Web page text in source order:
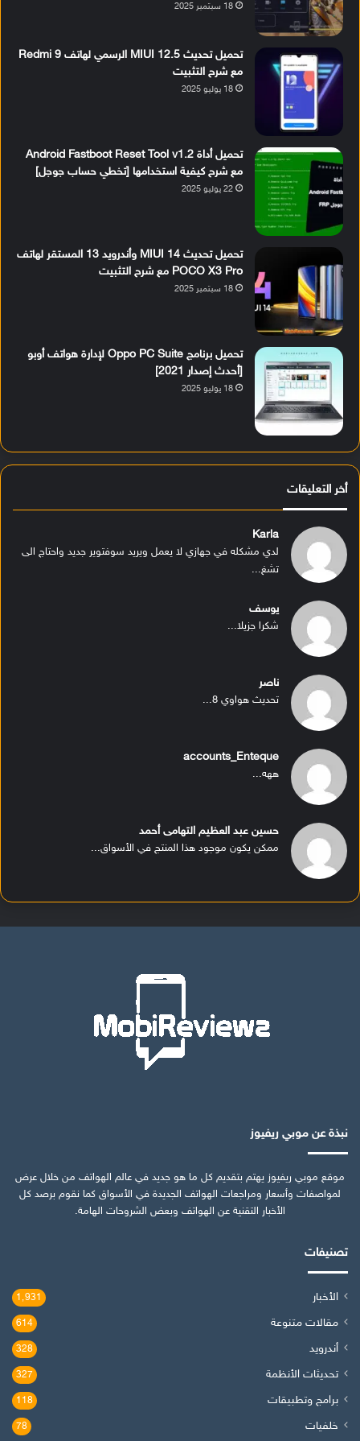
18 سبتمبر 2025
تحميل تحديث MIUI 12.5 الرسمي لهاتف Redmi 9
مع شرح التثبيت
18 يوليو 2025
تحميل أداة Android Fastboot Reset Tool v1.2
مع شرح كيفية استخدامها [تخطي حساب جوجل]
22 يوليو 2025
تحميل تحديث MIUI 14 وأندرويد 13 المستقر لهاتف
POCO X3 Pro مع شرح التثبيت
18 سبتمبر 2025
تحميل برنامج Oppo PC Suite لإدارة هواتف أوبو
[أحدث إصدار 2021]
18 يوليو 2025
أخر التعليقات
Karla
لدي مشكله في جهازي لا يعمل ويريد سوفتوير جديد واحتاج الى
تشغ...
يوسف
شكرا جزيلا...
ناصر
تحديث هواوي 8...
accounts_Enteque
ههه...
حسين عبد العظيم التهامى أحمد
ممكن يكون موجود هذا المنتج في الأسواق...
نبذة عن موبي ريفيوز
موقع موبي ريفيوز يهتم بتقديم كل ما هو جديد في عالم الهواتف من خلال عرض
لمواصفات وأسعار ومراجعات الهواتف الجديدة في الأسواق كما نقوم برصد كل
الأخبار التقنية عن الهواتف وبعض الشروحات الهامة.
تصنيفات
الأخبار 1٬931
مقالات متنوعة 614
أندرويد 328
تحديثات الأنظمة 327
برامج وتطبيقات 118
خلفيات 78